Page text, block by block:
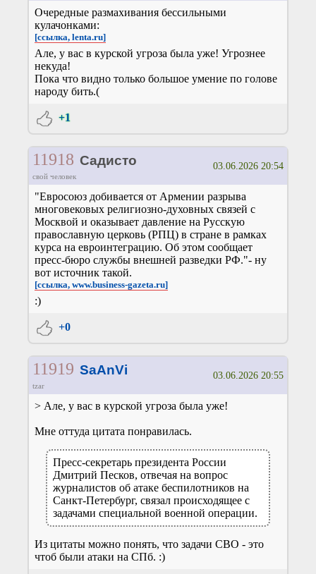
Очередные размахивания бессильными
кулачонками:
[ссылка, lenta.ru]
Але, у вас в курской угроза была уже! Угрознее
некуда!
Пока что видно только большое умение по голове
народу бить.(
+1
11918 Садисто
свой человек
03.06.2026 20:54
"Евросоюз добивается от Армении разрыва
многовековых религиозно-духовных связей с
Москвой и оказывает давление на Русскую
православную церковь (РПЦ) в стране в рамках
курса на евроинтеграцию. Об этом сообщает
пресс-бюро службы внешней разведки РФ."- ну
вот источник такой.
[ссылка, www.business-gazeta.ru]
:)
+0
11919 SaAnVi
tzar
03.06.2026 20:55
> Але, у вас в курской угроза была уже!
Мне оттуда цитата понравилась.
Пресс-секретарь президента России
Дмитрий Песков, отвечая на вопрос
журналистов об атаке беспилотников на
Санкт-Петербург, связал происходящее с
задачами специальной военной операции.
Из цитаты можно понять, что задачи СВО - это
чтоб были атаки на СПб. :)